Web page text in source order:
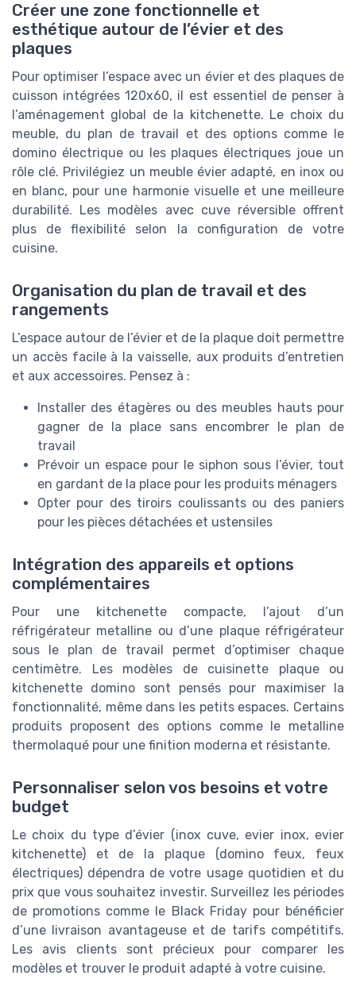
Créer une zone fonctionnelle et
esthétique autour de l’évier et des
plaques
Pour optimiser l’espace avec un évier et des plaques de
cuisson intégrées 120x60, il est essentiel de penser à
l’aménagement global de la kitchenette. Le choix du
meuble, du plan de travail et des options comme le
domino électrique ou les plaques électriques joue un
rôle clé. Privilégiez un meuble évier adapté, en inox ou
en blanc, pour une harmonie visuelle et une meilleure
durabilité. Les modèles avec cuve réversible offrent
plus de flexibilité selon la configuration de votre
cuisine.
Organisation du plan de travail et des
rangements
L’espace autour de l’évier et de la plaque doit permettre
un accès facile à la vaisselle, aux produits d’entretien
et aux accessoires. Pensez à :
Installer des étagères ou des meubles hauts pour
gagner de la place sans encombrer le plan de
travail
Prévoir un espace pour le siphon sous l’évier, tout
en gardant de la place pour les produits ménagers
Opter pour des tiroirs coulissants ou des paniers
pour les pièces détachées et ustensiles
Intégration des appareils et options
complémentaires
Pour une kitchenette compacte, l’ajout d’un
réfrigérateur metalline ou d’une plaque réfrigérateur
sous le plan de travail permet d’optimiser chaque
centimètre. Les modèles de cuisinette plaque ou
kitchenette domino sont pensés pour maximiser la
fonctionnalité, même dans les petits espaces. Certains
produits proposent des options comme le metalline
thermolaqué pour une finition moderna et résistante.
Personnaliser selon vos besoins et votre
budget
Le choix du type d’évier (inox cuve, evier inox, evier
kitchenette) et de la plaque (domino feux, feux
électriques) dépendra de votre usage quotidien et du
prix que vous souhaitez investir. Surveillez les périodes
de promotions comme le Black Friday pour bénéficier
d’une livraison avantageuse et de tarifs compétitifs.
Les avis clients sont précieux pour comparer les
modèles et trouver le produit adapté à votre cuisine.